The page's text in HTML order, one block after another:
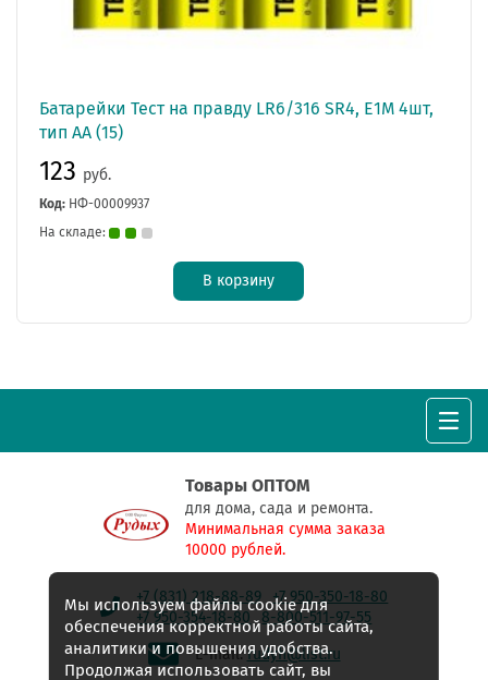
Батарейки Тест на правду LR6/316 SR4, E1M 4шт,
тип AA (15)
123 руб.
Код: НФ-00009937
На складе:
В корзину
Товары ОПТОМ
для дома, сада и ремонта.
Минимальная сумма заказа
10000 рублей.
+7 (831) 218-88-89
+7 950-350-18-80
+7 950-354-18-80
8-800-511-97-55
E-mail:rudyh@list.ru
Мы используем файлы cookie для
обеспечения корректной работы сайта,
аналитики и повышения удобства.
Продолжая использовать сайт, вы